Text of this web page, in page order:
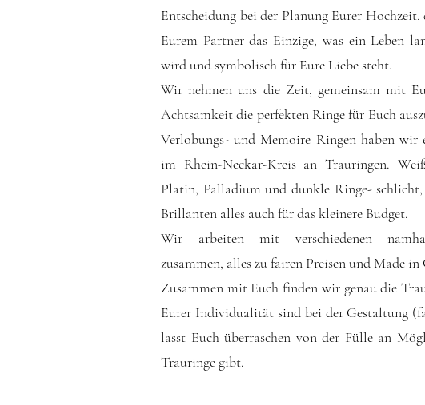
Entscheidung bei der Planung Eurer Hochzeit,
Eurem Partner das Einzige, was ein Leben
wird und symbolisch für Eure Liebe steht.
Wir nehmen uns die Zeit, gemeinsam mit
Achtsamkeit die perfekten Ringe für Euch
Verlobungs- und Memoire Ringen haben wir
im Rhein-Neckar-Kreis an Trauringen.
Platin, Palladium und dunkle Ringe-
Brillanten alles auch für das kleinere Budget.
Wir arbeiten mit verschiedenen
zusammen, alles zu fairen Preisen und Made in
Zusammen mit Euch finden wir genau die
Eurer Individualität sind bei der Gestaltung
lasst Euch überraschen von der Fülle an
Trauringe gibt.